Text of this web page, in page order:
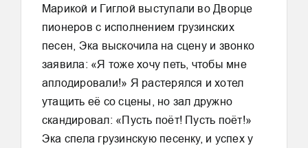
Марикой и Гиглой выступали во Дворце
пионеров с исполнением грузинских
песен, Эка выскочила на сцену и звонко
заявила: «Я тоже хочу петь, чтобы мне
аплодировали!» Я растерялся и хотел
утащить её со сцены, но зал дружно
скандировал: «Пусть поёт! Пусть поёт!»
Эка спела грузинскую песенку, и успех у